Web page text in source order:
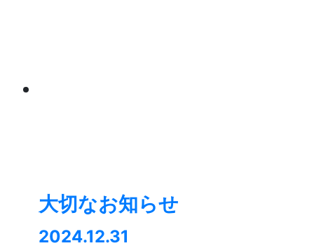
大切なお知らせ
2024.12.31